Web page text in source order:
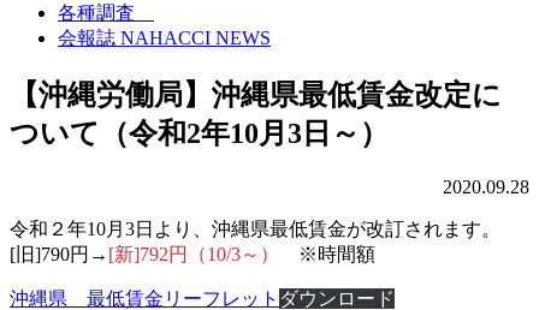
各種調査
会報誌 NAHACCI NEWS
【沖縄労働局】沖縄県最低賃金改定に
ついて（令和2年10月3日～）
2020.09.28
令和２年10月3日より、沖縄県最低賃金が改訂されます。
[旧]790円→ [新]792円（10/3～） ※時間額
沖縄県 最低賃金リーフレット ダウンロード